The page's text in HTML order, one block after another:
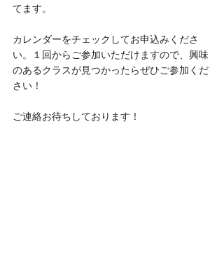
てます。
カレンダーをチェックしてお申込みくださ
い。１回からご参加いただけますので、興味
のあるクラスが見つかったらぜひご参加くだ
さい！
ご連絡お待ちしております！